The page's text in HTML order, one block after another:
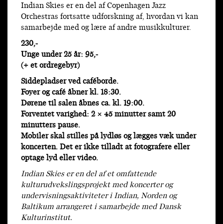
Indian Skies er en del af Copenhagen Jazz
Orchestras fortsatte udforskning af, hvordan vi kan
samarbejde med og lære af andre musikkulturer.
230,-
Unge under 25 år: 95,-
(+ et ordregebyr)
Siddepladser ved caféborde.
Foyer og café åbner kl. 18:30.
Dørene til salen åbnes ca. kl. 19:00.
Forventet varighed: 2 × 45 minutter samt 20
minutters pause.
Mobiler skal stilles på lydløs og lægges væk under
koncerten. Det er ikke tilladt at fotografere eller
optage lyd eller video.
Indian Skies er en del af et omfattende
kulturudvekslingsprojekt med koncerter og
undervisningsaktiviteter i Indian, Norden og
Baltikum arrangeret i samarbejde med Dansk
Kulturinstitut.